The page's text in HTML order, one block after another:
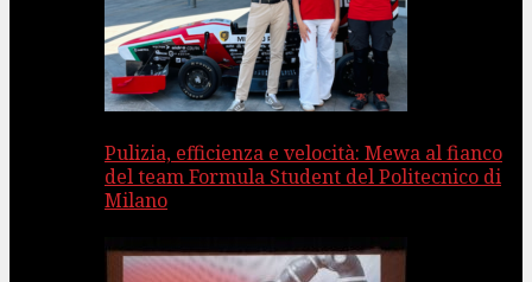
Pulizia, efficienza e velocità: Mewa al fianco
del team Formula Student del Politecnico di
Milano